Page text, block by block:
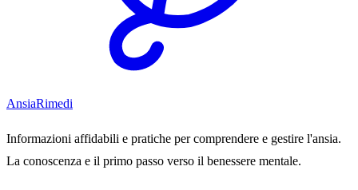
AnsiaRimedi
Informazioni affidabili e pratiche per comprendere e gestire l'ansia.
La conoscenza e il primo passo verso il benessere mentale.